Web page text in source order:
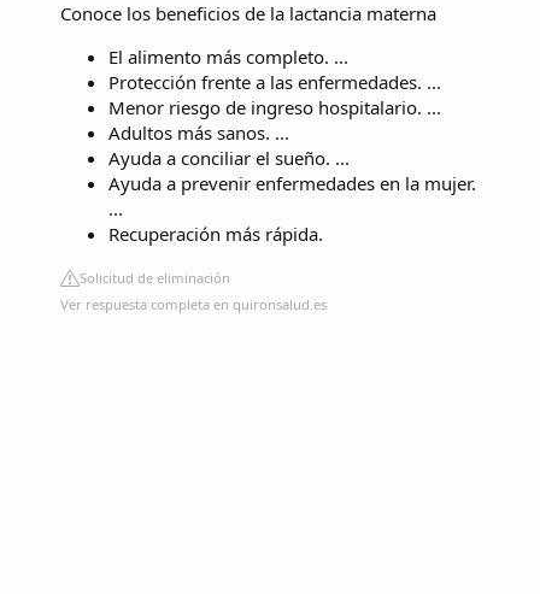
Conoce los beneficios de la lactancia materna
El alimento más completo. ...
Protección frente a las enfermedades. ...
Menor riesgo de ingreso hospitalario. ...
Adultos más sanos. ...
Ayuda a conciliar el sueño. ...
Ayuda a prevenir enfermedades en la mujer.
...
Recuperación más rápida.
Solicitud de eliminación
Ver respuesta completa en quironsalud.es